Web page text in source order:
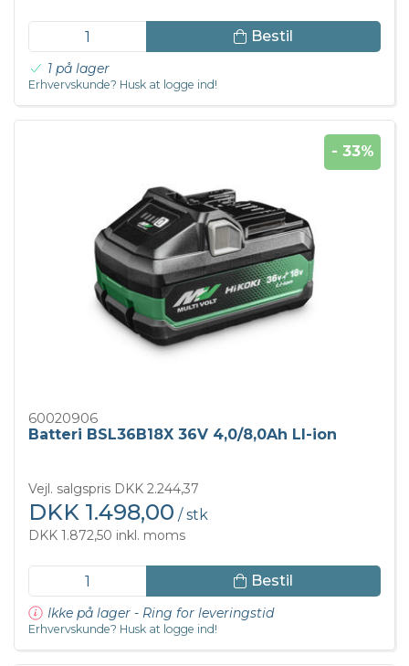
Bestil
1 på lager
Erhvervskunde? Husk at logge ind!
- 33%
60020906
Batteri BSL36B18X 36V 4,0/8,0Ah LI-ion
Vejl. salgspris DKK 2.244,37
DKK 1.498,00 / stk
DKK 1.872,50 inkl. moms
Bestil
Ikke på lager - Ring for leveringstid
Erhvervskunde? Husk at logge ind!